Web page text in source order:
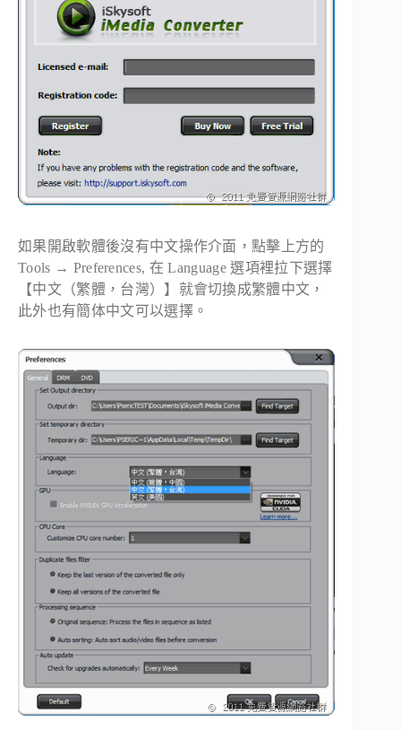
如果開啟軟體後沒有中文操作介面，點擊上方的
Tools → Preferences, 在 Language 選項裡拉下選擇
【中文（繁體，台灣）】就會切換成繁體中文，
此外也有簡体中文可以選擇。